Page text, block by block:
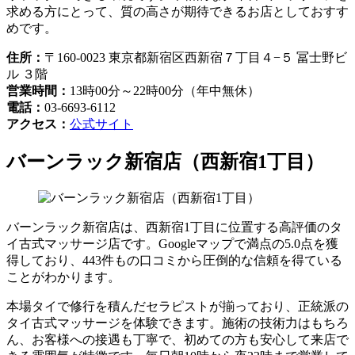
求める方にとって、質の高さが期待できるお店としておすす
めです。
住所： 〒160-0023 東京都新宿区西新宿７丁目４−５ 冨士野ビ
ル ３階
営業時間： 13時00分～22時00分（年中無休）
電話： 03-6693-6112
アクセス： 公式サイト
バーンラック新宿店（西新宿1丁目）
バーンラック新宿店は、西新宿1丁目に位置する高評価のタ
イ古式マッサージ店です。Googleマップで満点の5.0点を獲
得しており、443件もの口コミから圧倒的な信頼を得ている
ことがわかります。
本場タイで修行を積んだセラピストが揃っており、正統派の
タイ古式マッサージを体験できます。施術の技術力はもちろ
ん、お客様への接遇も丁寧で、初めての方も安心して来店で